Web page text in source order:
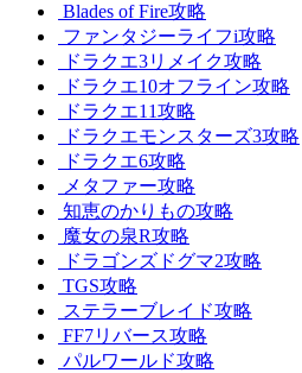
Blades of Fire攻略
ファンタジーライフi攻略
ドラクエ3リメイク攻略
ドラクエ10オフライン攻略
ドラクエ11攻略
ドラクエモンスターズ3攻略
ドラクエ6攻略
メタファー攻略
知恵のかりもの攻略
魔女の泉R攻略
ドラゴンズドグマ2攻略
TGS攻略
ステラーブレイド攻略
FF7リバース攻略
パルワールド攻略